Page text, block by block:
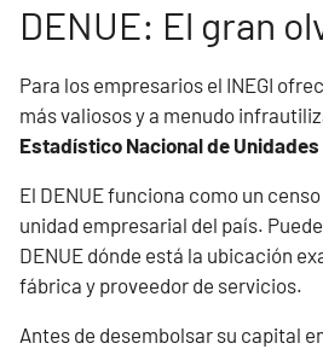
DENUE: El gran
Para los empresarios el INEGI
más valiosos y a menudo
Estadístico Nacional de
El DENUE funciona como un
unidad empresarial del país.
DENUE dónde está la ubicación
fábrica y proveedor de servicios.
Antes de desembolsar su capital